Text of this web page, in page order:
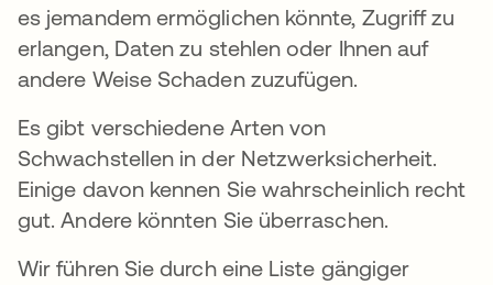
es jemandem ermöglichen könnte, Zugriff zu
erlangen, Daten zu stehlen oder Ihnen auf
andere Weise Schaden zuzufügen.
Es gibt verschiedene Arten von
Schwachstellen in der Netzwerksicherheit.
Einige davon kennen Sie wahrscheinlich recht
gut. Andere könnten Sie überraschen.
Wir führen Sie durch eine Liste gängiger